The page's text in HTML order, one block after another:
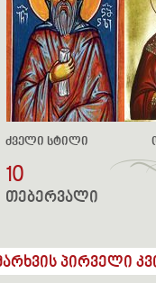
ძველი სტილი
10
თებერვალი
პირველი